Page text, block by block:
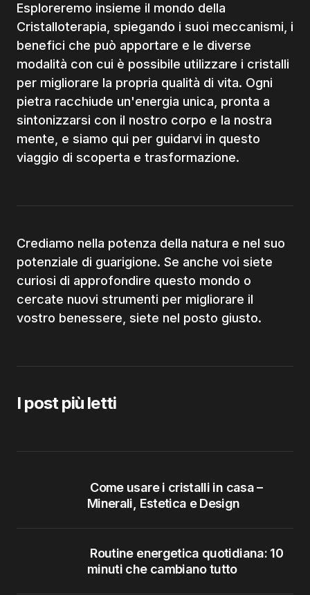
Esploreremo insieme il mondo della
Cristalloterapia, spiegando i suoi meccanismi, i
benefici che può apportare e le diverse
modalità con cui è possibile utilizzare i cristalli
per migliorare la propria qualità di vita. Ogni
pietra racchiude un'energia unica, pronta a
sintonizzarsi con il nostro corpo e la nostra
mente, e siamo qui per guidarvi in questo
viaggio di scoperta e trasformazione.
Crediamo nella potenza della natura e nel suo
potenziale di guarigione. Se anche voi siete
curiosi di approfondire questo mondo o
cercate nuovi strumenti per migliorare il
vostro benessere, siete nel posto giusto.
I post più letti
Come usare i cristalli in casa –
Minerali, Estetica e Design
Routine energetica quotidiana: 10
minuti che cambiano tutto